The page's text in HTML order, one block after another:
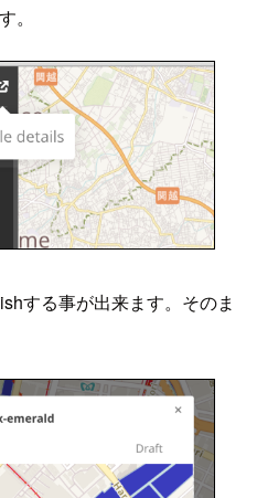
。
する事が出来ます。そのま